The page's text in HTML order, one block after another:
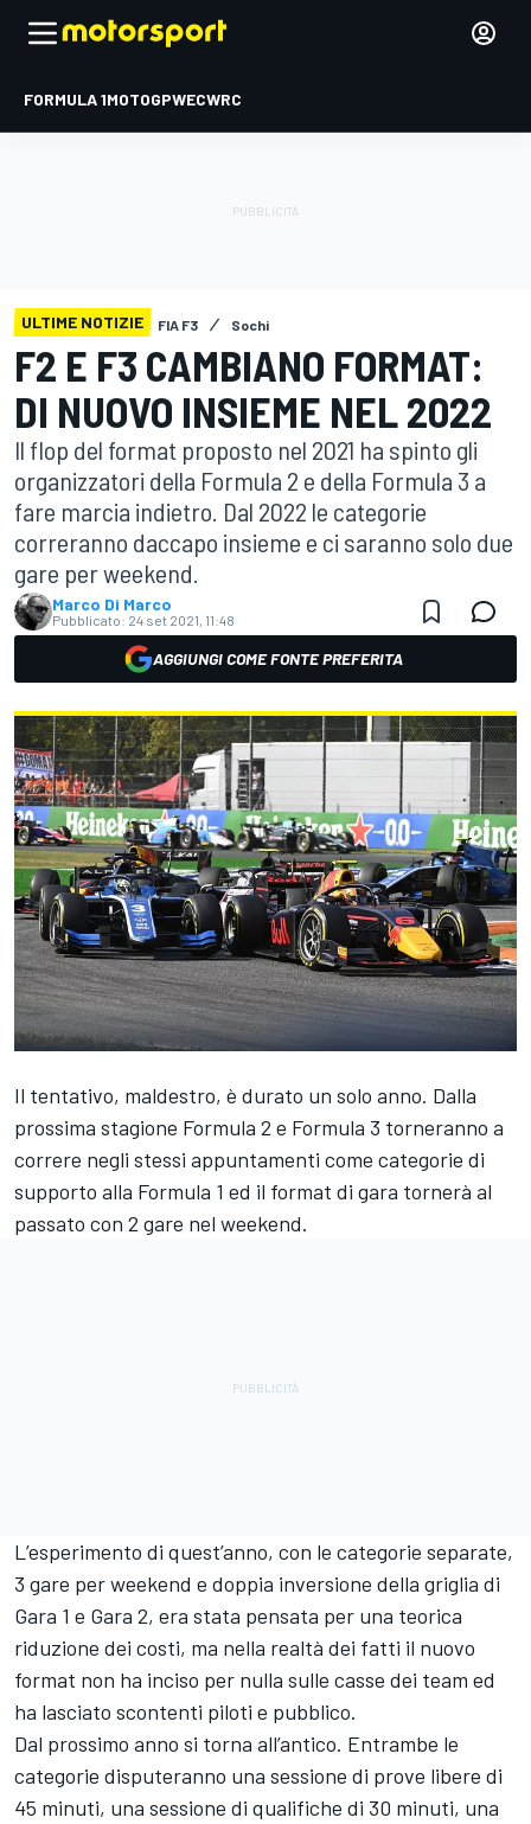
FORMULA 1MOTOGPWECWRC
ULTIME NOTIZIE FIA F3 Sochi
F2 E F3 CAMBIANO FORMAT:
DI NUOVO INSIEME NEL 2022
Il flop del format proposto nel 2021 ha spinto gli
organizzatori della Formula 2 e della Formula 3 a
fare marcia indietro. Dal 2022 le categorie
correranno daccapo insieme e ci saranno solo due
gare per weekend.
Marco Di Marco
Pubblicato: 24 set 2021, 11:48
AGGIUNGI COME FONTE PREFERITA
Il tentativo, maldestro, è durato un solo anno. Dalla
prossima stagione Formula 2 e Formula 3 torneranno a
correre negli stessi appuntamenti come categorie di
supporto alla Formula 1 ed il format di gara tornerà al
passato con 2 gare nel weekend.
L’esperimento di quest’anno, con le categorie separate,
3 gare per weekend e doppia inversione della griglia di
Gara 1 e Gara 2, era stata pensata per una teorica
riduzione dei costi, ma nella realtà dei fatti il nuovo
format non ha inciso per nulla sulle casse dei team ed
ha lasciato scontenti piloti e pubblico.
Dal prossimo anno si torna all’antico. Entrambe le
categorie disputeranno una sessione di prove libere di
45 minuti, una sessione di qualifiche di 30 minuti, una